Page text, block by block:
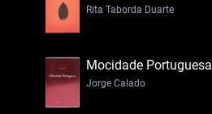
Rita Taborda Duarte
Mocidade Portuguesa
Jorge Calado